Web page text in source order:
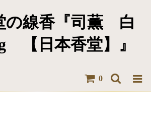
の線香『司薫 白
【日本香堂】』
0